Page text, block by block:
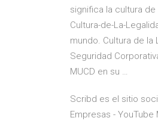
significa la cultura
Cultura-de-La-
mundo. Cultura de la
Seguridad
MUCD en su …
Scribd es el sitio
Empresas -